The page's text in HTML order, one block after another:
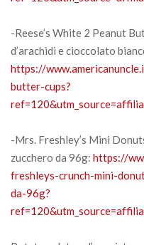
-Reese’s White 2 Peanut
d’arachidi e cioccolato
https://
butter-cups?
-Mrs. Freshley’s Mini
zucchero da 96g: https://
freshleys-crunch-mini-
da-96g?